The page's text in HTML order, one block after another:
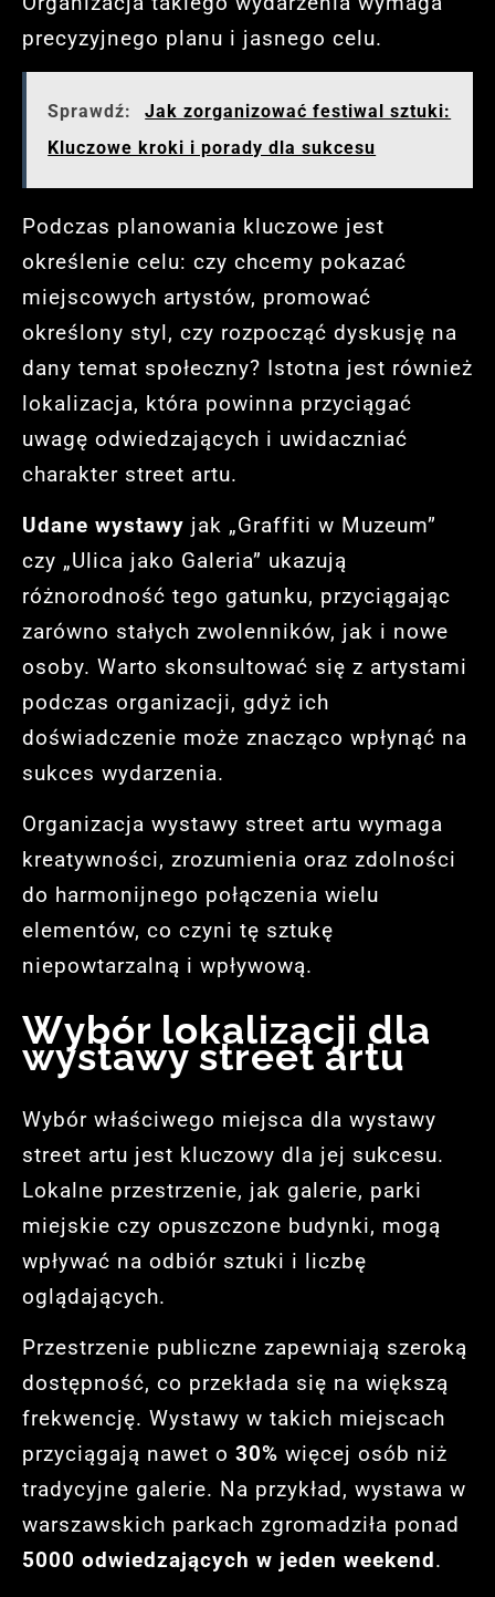
precyzyjnego planu i jasnego celu.
Sprawdź:
Jak zorganizować festiwal sztuki:
Kluczowe kroki i porady dla sukcesu
Podczas planowania kluczowe jest
określenie celu: czy chcemy pokazać
miejscowych artystów, promować
określony styl, czy rozpocząć dyskusję na
dany temat społeczny? Istotna jest również
lokalizacja, która powinna przyciągać
uwagę odwiedzających i uwidaczniać
charakter street artu.
Udane wystawy jak „Graffiti w Muzeum”
czy „Ulica jako Galeria” ukazują
różnorodność tego gatunku, przyciągając
zarówno stałych zwolenników, jak i nowe
osoby. Warto skonsultować się z artystami
podczas organizacji, gdyż ich
doświadczenie może znacząco wpłynąć na
sukces wydarzenia.
Organizacja wystawy street artu wymaga
kreatywności, zrozumienia oraz zdolności
do harmonijnego połączenia wielu
elementów, co czyni tę sztukę
niepowtarzalną i wpływową.
Wybór lokalizacji dla
wystawy street artu
Wybór właściwego miejsca dla wystawy
street artu jest kluczowy dla jej sukcesu.
Lokalne przestrzenie, jak galerie, parki
miejskie czy opuszczone budynki, mogą
wpływać na odbiór sztuki i liczbę
oglądających.
Przestrzenie publiczne zapewniają szeroką
dostępność, co przekłada się na większą
frekwencję. Wystawy w takich miejscach
przyciągają nawet o 30% więcej osób niż
tradycyjne galerie. Na przykład, wystawa w
warszawskich parkach zgromadziła ponad
5000 odwiedzających w jeden weekend.